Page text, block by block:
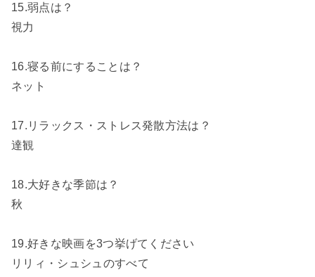
15.弱点は？
視力
16.寝る前にすることは？
ネット
17.リラックス・ストレス発散方法は？
達観
18.大好きな季節は？
秋
19.好きな映画を3つ挙げてください
リリィ・シュシュのすべて